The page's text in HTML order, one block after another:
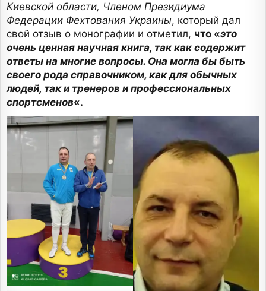
Киевской области, Членом Президиума
Федерации Фехтования Украины, который дал
свой отзыв о монографии и отметил, что «это
очень ценная научная книга, так как содержит
ответы на многие вопросы. Она могла бы быть
своего рода справочником, как для обычных
людей, так и тренеров и профессиональных
спортсменов«.